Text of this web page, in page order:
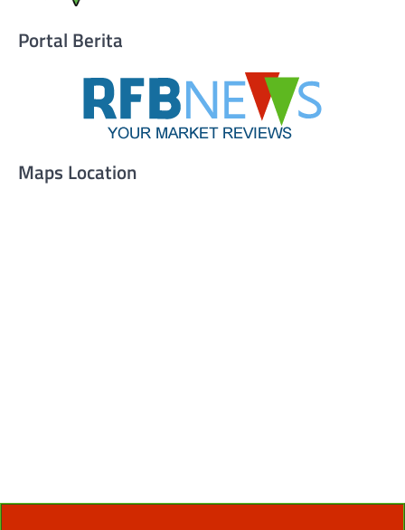
Portal Berita
Maps Location